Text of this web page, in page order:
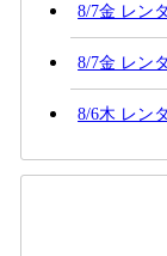
8/7金 レン
8/7金 レン
8/6木 レン